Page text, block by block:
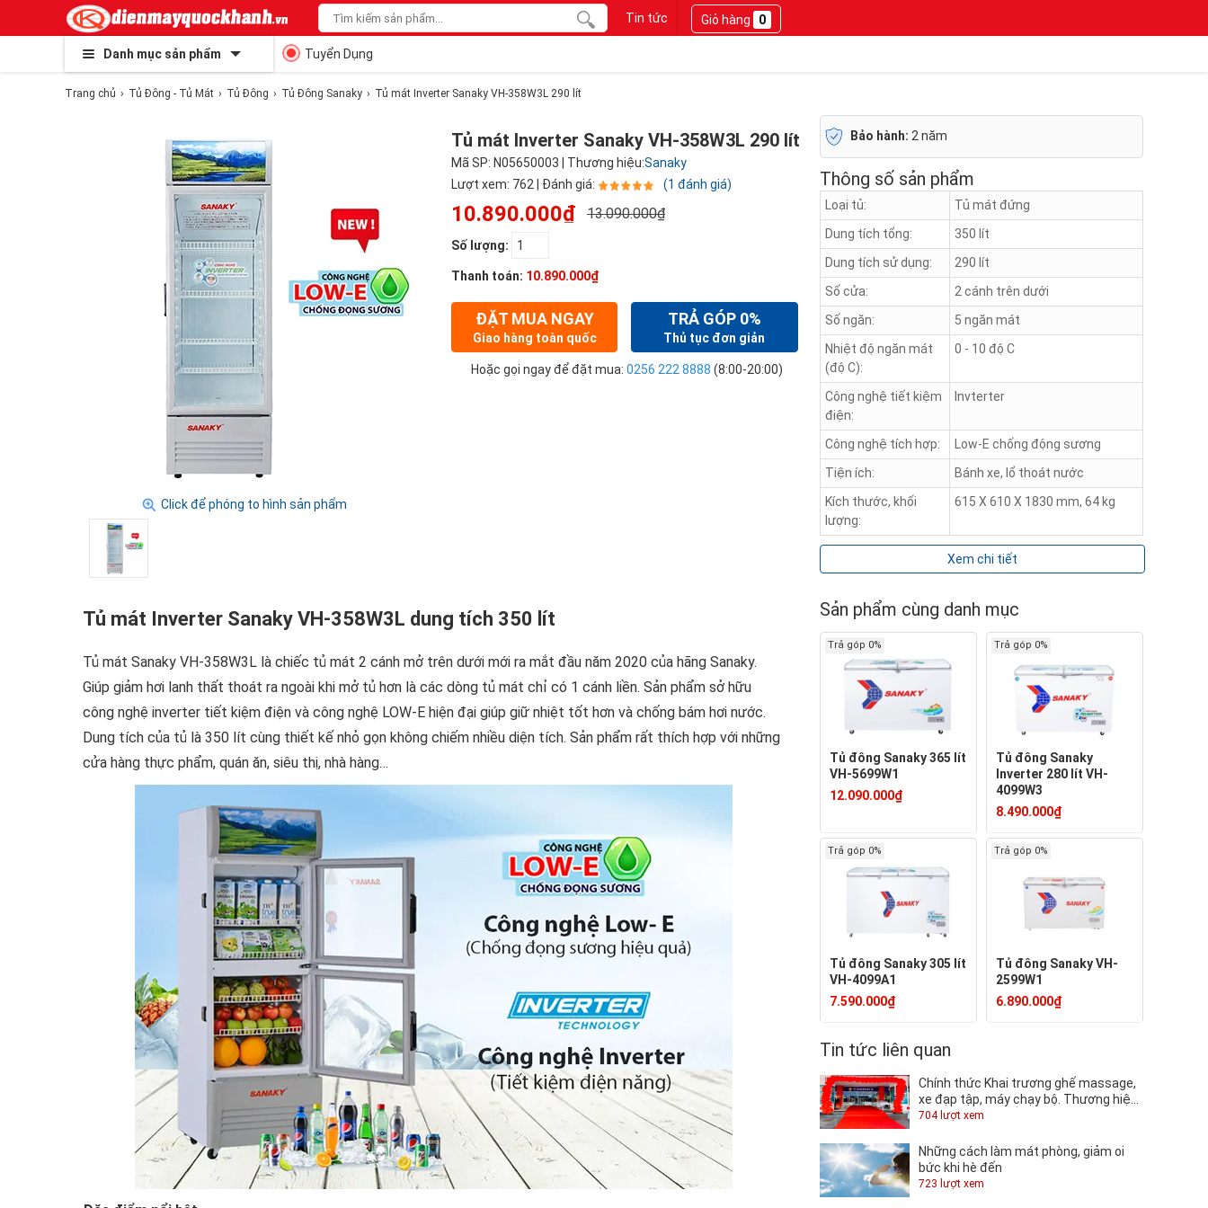
Tin tức Giỏ hàng 0
Danh mục sản phẩm Tuyển Dụng
Trang chủ Tủ Đông - Tủ Mát Tủ Đông Tủ Đông Sanaky Tủ mát Inverter Sanaky VH-358W3L 290 lít
Click để phóng to hình sản phẩm
Tủ mát Inverter Sanaky VH-358W3L 290 lít
Mã SP: N05650003 | Thương hiệu:Sanaky
Lượt xem: 762 | Đánh giá:
(1 đánh giá)
10.890.000₫ 13.090.000₫
Số lượng:
Thanh toán: 10.890.000₫
ĐẶT MUA NGAY
Giao hàng toàn quốc
TRẢ GÓP 0%
Thủ tục đơn giản
Hoặc gọi ngay để đặt mua: 0256 222 8888 (8:00-20:00)
Tủ mát Inverter Sanaky VH-358W3L dung tích 350 lít
Tủ mát Sanaky VH-358W3L là chiếc tủ mát 2 cánh mở trên dưới mới ra mắt đầu năm 2020 của hãng Sanaky.
Giúp giảm hơi lanh thất thoát ra ngoài khi mở tủ hơn là các dòng tủ mát chỉ có 1 cánh liền. Sản phẩm sở hữu
công nghệ inverter tiết kiệm điện và công nghệ LOW-E hiện đại giúp giữ nhiệt tốt hơn và chống bám hơi nước.
Dung tích của tủ là 350 lít cùng thiết kế nhỏ gọn không chiếm nhiều diện tích. Sản phẩm rất thích hợp với những
cửa hàng thực phẩm, quán ăn, siêu thị, nhà hàng…
Bảo hành: 2 năm
Thông số sản phẩm
Loại tủ:
Tủ mát đứng
Dung tích tổng:
350 lít
Dung tích sử dụng:
290 lít
Số cửa:
2 cánh trên dưới
Số ngăn:
5 ngăn mát
Nhiệt độ ngăn mát
(độ C):
0 - 10 độ C
Công nghệ tiết kiệm
điện:
Invterter
Công nghệ tích hợp:
Low-E chống động sương
Tiện ích:
Bánh xe, lổ thoát nước
Kích thước, khối
lượng:
615 X 610 X 1830 mm, 64 kg
Xem chi tiết
Sản phẩm cùng danh mục
Trả góp 0%
Tủ đông Sanaky 365 lít
VH-5699W1
12.090.000₫
Trả góp 0%
Tủ đông Sanaky
Inverter 280 lít VH-
4099W3
8.490.000₫
Trả góp 0%
Tủ đông Sanaky 305 lít
VH-4099A1
7.590.000₫
Trả góp 0%
Tủ đông Sanaky VH-
2599W1
6.890.000₫
Tin tức liên quan
Chính thức Khai trương ghế massage,
xe đạp tập, máy chạy bộ. Thương hiệu
TOSHIKO tại QUỐC KHÁNH.
704 lượt xem
Những cách làm mát phòng, giảm oi
bức khi hè đến
723 lượt xem